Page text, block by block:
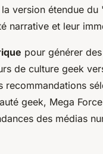
version étendue du
narrative et leur
pour générer
de culture geek
recommandations
geek, Mega
des médias